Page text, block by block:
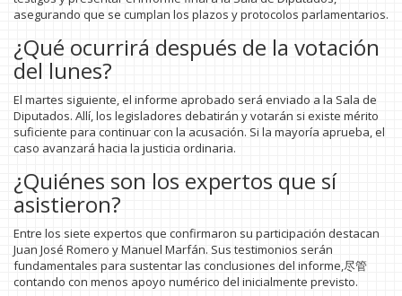
asegurando que se cumplan los plazos y protocolos parlamentarios.
¿Qué ocurrirá después de la votación
del lunes?
El martes siguiente, el informe aprobado será enviado a la Sala de
Diputados. Allí, los legisladores debatirán y votarán si existe mérito
suficiente para continuar con la acusación. Si la mayoría aprueba, el
caso avanzará hacia la justicia ordinaria.
¿Quiénes son los expertos que sí
asistieron?
Entre los siete expertos que confirmaron su participación destacan
Juan José Romero y Manuel Marfán. Sus testimonios serán
fundamentales para sustentar las conclusiones del informe,尽管
contando con menos apoyo numérico del inicialmente previsto.